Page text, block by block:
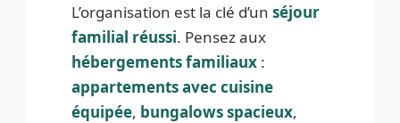
L’organisation est la clé d’un séjour
familial réussi. Pensez aux
hébergements familiaux :
appartements avec cuisine
équipée, bungalows spacieux,